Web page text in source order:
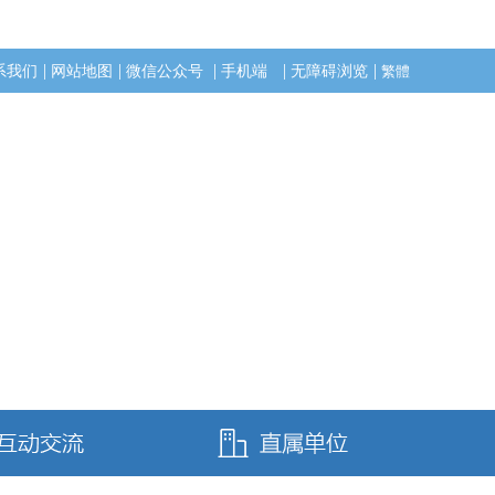
我们 | 网站地图 | 微信公众号 | 手机端 | 无障碍浏览 | 繁體